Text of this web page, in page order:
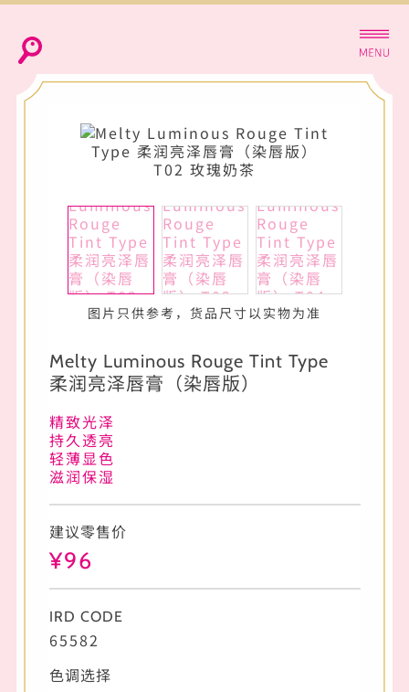
图片只供参考，货品尺寸以实物为准
Melty Luminous Rouge Tint Type
柔润亮泽唇膏（染唇版）
精致光泽
持久透亮
轻薄显色
滋润保湿
建议零售价
¥96
IRD CODE
65582
色调选择